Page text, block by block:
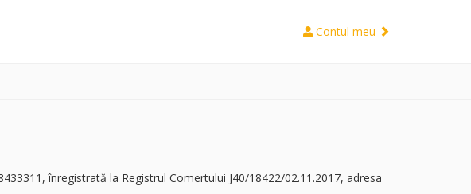
Contul meu
înregistrată la Registrul Comertului J40/18422/02.11.2017, adresa